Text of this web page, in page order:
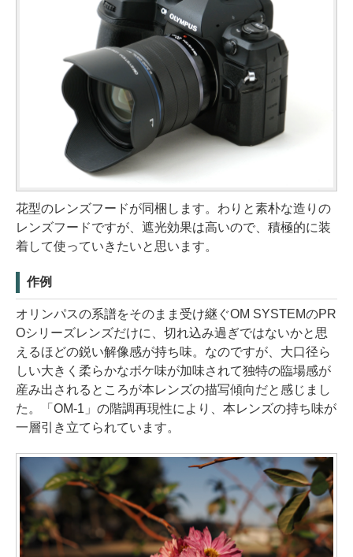
花型のレンズフードが同梱します。わりと素朴な造りの
レンズフードですが、遮光効果は高いので、積極的に装
着して使っていきたいと思います。
作例
オリンパスの系譜をそのまま受け継ぐOM SYSTEMのPR
Oシリーズレンズだけに、切れ込み過ぎではないかと思
えるほどの鋭い解像感が持ち味。なのですが、大口径ら
しい大きく柔らかなボケ味が加味されて独特の臨場感が
産み出されるところが本レンズの描写傾向だと感じまし
た。「OM-1」の階調再現性により、本レンズの持ち味が
一層引き立てられています。